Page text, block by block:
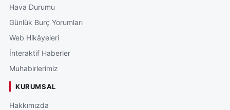
Hava Durumu
Günlük Burç Yorumları
Web Hikâyeleri
İnteraktif Haberler
Muhabirlerimiz
KURUMSAL
Hakkımızda